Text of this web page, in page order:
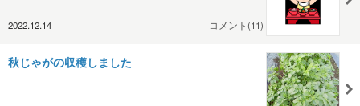
2022.12.14 コメント(11)
秋じゃがの収穫しました